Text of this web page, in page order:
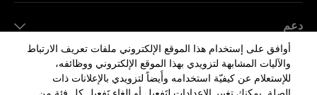
دعم
FAQ
معلومات الشركة
أوافق على إستخدام هذا الموقع الإلكتروني ملفات تعريف الارتباط
والآليات المشابهة لتزويدي بهذا الموقع الإلكتروني ووظائفه،
للإستعلام عن كيفيّة استخدامه وأَيضاً لتزويدي بالإعلانات ذات